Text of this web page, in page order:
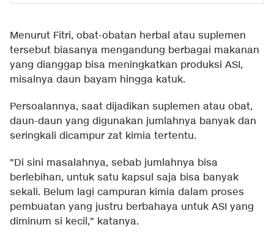
Menurut Fitri, obat-obatan herbal atau suplemen
tersebut biasanya mengandung berbagai makanan
yang dianggap bisa meningkatkan produksi ASI,
misalnya daun bayam hingga katuk.
Persoalannya, saat dijadikan suplemen atau obat,
daun-daun yang digunakan jumlahnya banyak dan
seringkali dicampur zat kimia tertentu.
"Di sini masalahnya, sebab jumlahnya bisa
berlebihan, untuk satu kapsul saja bisa banyak
sekali. Belum lagi campuran kimia dalam proses
pembuatan yang justru berbahaya untuk ASI yang
diminum si kecil," katanya.